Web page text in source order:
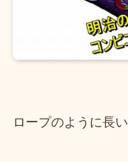
ロープのように長い